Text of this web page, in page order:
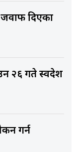
जवाफ दिएका
२६ गते स्वदेश
गर्न